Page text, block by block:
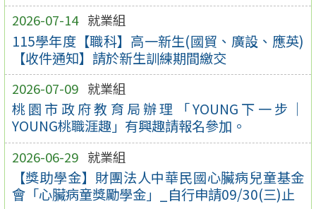
2026-07-14 就業組
115學年度【職科】高一新生(國貿、廣設、應英)
【收件通知】請於新生訓練期間繳交
2026-07-09 就業組
桃園市政府教育局辦理「YOUNG下一步｜
YOUNG桃職涯趣」有興趣請報名參加。
2026-06-29 就業組
【獎助學金】財團法人中華民國心臟病兒童基金
會「心臟病童獎勵學金」_自行申請09/30(三)止